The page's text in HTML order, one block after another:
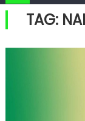
TAG: